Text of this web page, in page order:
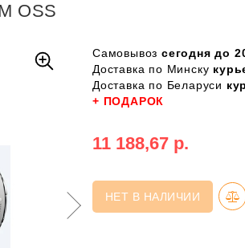
OSS
Самовывоз сегодня до
Доставка по Минску
Доставка по Беларуси
+ ПОДАРОК
11 188,67 р.
НЕТ В НАЛИЧИИ